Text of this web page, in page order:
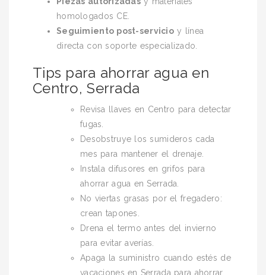
homologados CE.
Seguimiento post-servicio y línea
directa con soporte especializado.
Tips para ahorrar agua en
Centro, Serrada
Revisa llaves en Centro para detectar
fugas.
Desobstruye los sumideros cada
mes para mantener el drenaje.
Instala difusores en grifos para
ahorrar agua en Serrada.
No viertas grasas por el fregadero:
crean tapones.
Drena el termo antes del invierno
para evitar averías.
Apaga la suministro cuando estés de
vacaciones en Serrada para ahorrar